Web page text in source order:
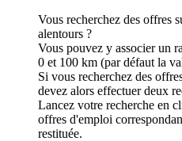
Vous recherchez des offres
alentours ?
Vous pouvez y associer un
0 et 100 km (par défaut la
Si vous recherchez des
devez alors effectuer deux
Lancez votre recherche en
offres d'emploi
restituée.